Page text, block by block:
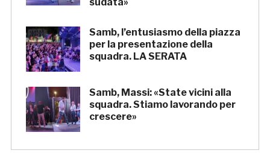
sudata»
Samb, l’entusiasmo della piazza
per la presentazione della
squadra. LA SERATA
Samb, Massi: «State vicini alla
squadra. Stiamo lavorando per
crescere»